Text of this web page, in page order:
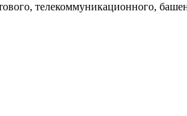
телекоммуникационного,